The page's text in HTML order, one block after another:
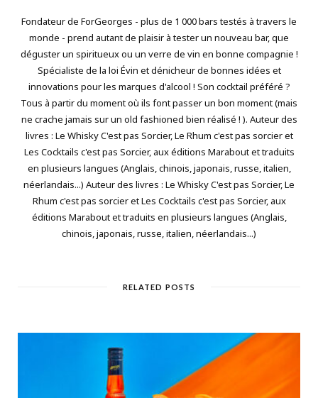
Fondateur de ForGeorges - plus de 1 000 bars testés à travers le
monde - prend autant de plaisir à tester un nouveau bar, que
déguster un spiritueux ou un verre de vin en bonne compagnie !
Spécialiste de la loi Évin et dénicheur de bonnes idées et
innovations pour les marques d'alcool ! Son cocktail préféré ?
Tous à partir du moment où ils font passer un bon moment (mais
ne crache jamais sur un old fashioned bien réalisé ! ). Auteur des
livres : Le Whisky C'est pas Sorcier, Le Rhum c'est pas sorcier et
Les Cocktails c'est pas Sorcier, aux éditions Marabout et traduits
en plusieurs langues (Anglais, chinois, japonais, russe, italien,
néerlandais...) Auteur des livres : Le Whisky C'est pas Sorcier, Le
Rhum c'est pas sorcier et Les Cocktails c'est pas Sorcier, aux
éditions Marabout et traduits en plusieurs langues (Anglais,
chinois, japonais, russe, italien, néerlandais...)
RELATED POSTS